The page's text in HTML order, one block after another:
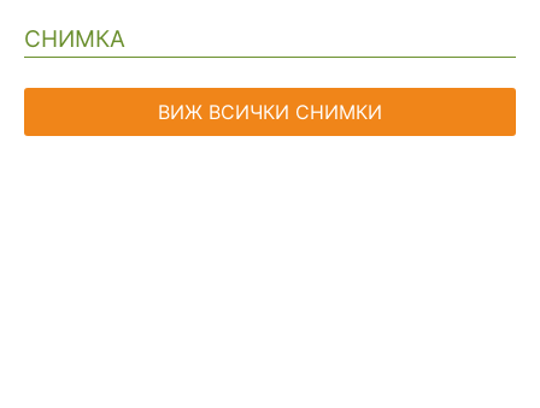
СНИМКА
ВИЖ ВСИЧКИ СНИМКИ